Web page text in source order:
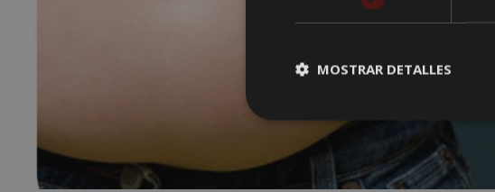
MOSTRAR DETALLES